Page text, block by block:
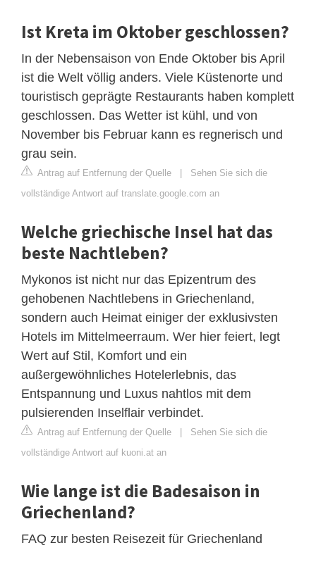
Ist Kreta im Oktober geschlossen?
In der Nebensaison von Ende Oktober bis April
ist die Welt völlig anders. Viele Küstenorte und
touristisch geprägte Restaurants haben komplett
geschlossen. Das Wetter ist kühl, und von
November bis Februar kann es regnerisch und
grau sein.
Antrag auf Entfernung der Quelle | Sehen Sie sich die
vollständige Antwort auf translate.google.com an
Welche griechische Insel hat das
beste Nachtleben?
Mykonos ist nicht nur das Epizentrum des
gehobenen Nachtlebens in Griechenland,
sondern auch Heimat einiger der exklusivsten
Hotels im Mittelmeerraum. Wer hier feiert, legt
Wert auf Stil, Komfort und ein
außergewöhnliches Hotelerlebnis, das
Entspannung und Luxus nahtlos mit dem
pulsierenden Inselflair verbindet.
Antrag auf Entfernung der Quelle | Sehen Sie sich die
vollständige Antwort auf kuoni.at an
Wie lange ist die Badesaison in
Griechenland?
FAQ zur besten Reisezeit für Griechenland